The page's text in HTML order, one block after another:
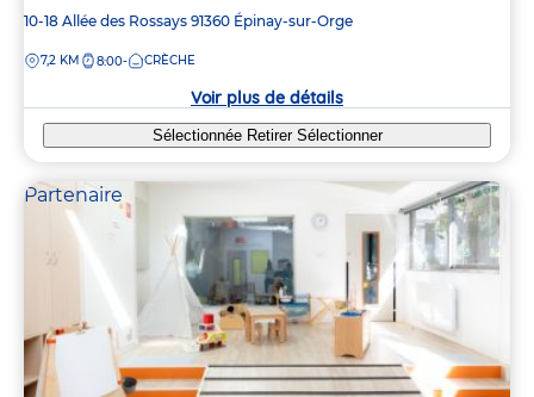
Adresse
la
10-18 Allée des Rossays 91360 Épinay-sur-Orge
DISTANCE
7,2 KM 8:00- CRÈCHE
Voir plus de détails
Sélectionnée Retirer Sélectionner
Partenaire